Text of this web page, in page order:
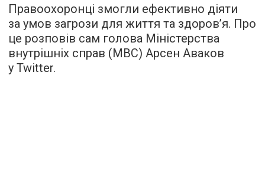
Правоохоронці змогли ефективно діяти
за умов загрози для життя та здоров’я. Про
це розповів сам голова Міністерства
внутрішніх справ (МВС) Арсен Аваков
у Twitter.